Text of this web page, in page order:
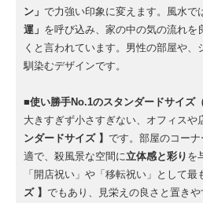
ン」 で力強い印象に変えます。風水で
運」 を呼び込み、家の中の気の流れを
くと言われています。男性の部屋や、
馴染むデザインです。
■使い勝手No.1のスタンダードサイズ
大きすぎず小さすぎない、オフィスや
ンダードサイズ 】 です。部屋のコー
適で、殺風景な空間に立体感と彩り を
「開店祝い」や「移転祝い」として最
ズ 】 でもあり、見栄えの良さと置き